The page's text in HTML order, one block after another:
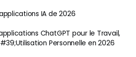
IA de 2026
ChatGPT pour le Travail,
Personnelle en 2026